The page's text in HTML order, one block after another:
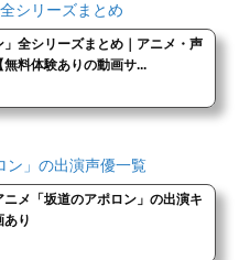
シリーズまとめ
」全シリーズまとめ｜アニメ・声
料体験ありの動画サ...
ン」の出演声優一覧
ニメ「坂道のアポロン」の出演キ
あり